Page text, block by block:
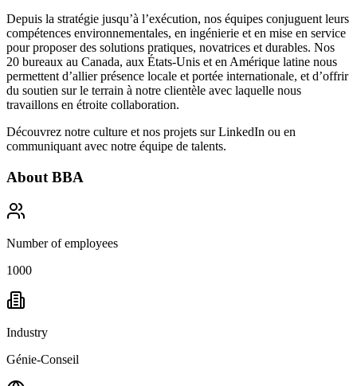
Depuis la stratégie jusqu’à l’exécution, nos équipes conjuguent leurs
compétences environnementales, en ingénierie et en mise en service
pour proposer des solutions pratiques, novatrices et durables. Nos
20 bureaux au Canada, aux États-Unis et en Amérique latine nous
permettent d’allier présence locale et portée internationale, et d’offrir
du soutien sur le terrain à notre clientèle avec laquelle nous
travaillons en étroite collaboration.
Découvrez notre culture et nos projets surLinkedIn ou en
communiquant avec notre équipe de talents.
About BBA
Number of employees
1000
Industry
Génie-Conseil